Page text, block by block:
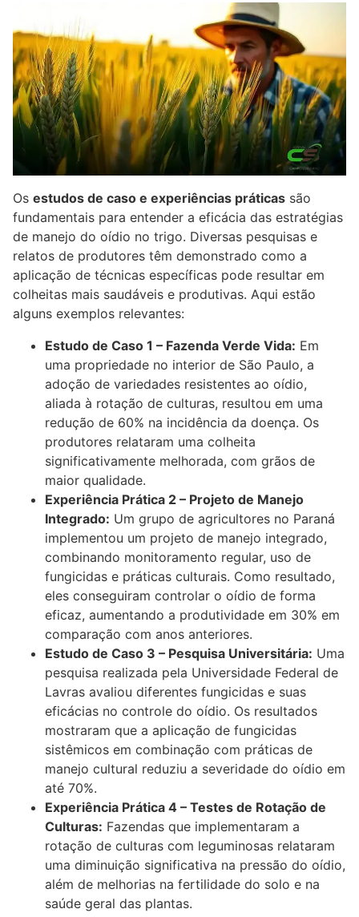
Os estudos de caso e experiências práticas são
fundamentais para entender a eficácia das estratégias
de manejo do oídio no trigo. Diversas pesquisas e
relatos de produtores têm demonstrado como a
aplicação de técnicas específicas pode resultar em
colheitas mais saudáveis e produtivas. Aqui estão
alguns exemplos relevantes:
Estudo de Caso 1 – Fazenda Verde Vida: Em
uma propriedade no interior de São Paulo, a
adoção de variedades resistentes ao oídio,
aliada à rotação de culturas, resultou em uma
redução de 60% na incidência da doença. Os
produtores relataram uma colheita
significativamente melhorada, com grãos de
maior qualidade.
Experiência Prática 2 – Projeto de Manejo
Integrado: Um grupo de agricultores no Paraná
implementou um projeto de manejo integrado,
combinando monitoramento regular, uso de
fungicidas e práticas culturais. Como resultado,
eles conseguiram controlar o oídio de forma
eficaz, aumentando a produtividade em 30% em
comparação com anos anteriores.
Estudo de Caso 3 – Pesquisa Universitária: Uma
pesquisa realizada pela Universidade Federal de
Lavras avaliou diferentes fungicidas e suas
eficácias no controle do oídio. Os resultados
mostraram que a aplicação de fungicidas
sistêmicos em combinação com práticas de
manejo cultural reduziu a severidade do oídio em
até 70%.
Experiência Prática 4 – Testes de Rotação de
Culturas: Fazendas que implementaram a
rotação de culturas com leguminosas relataram
uma diminuição significativa na pressão do oídio,
além de melhorias na fertilidade do solo e na
saúde geral das plantas.